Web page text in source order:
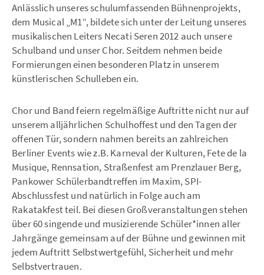
Anlässlich unseres schulumfassenden Bühnenprojekts,
dem Musical „M1“, bildete sich unter der Leitung unseres
musikalischen Leiters Necati Seren 2012 auch unsere
Schulband und unser Chor. Seitdem nehmen beide
Formierungen einen besonderen Platz in unserem
künstlerischen Schulleben ein.
Chor und Band feiern regelmäßige Auftritte nicht nur auf
unserem alljährlichen Schulhoffest und den Tagen der
offenen Tür, sondern nahmen bereits an zahlreichen
Berliner Events wie z.B. Karneval der Kulturen, Fete de la
Musique, Rennsation, Straßenfest am Prenzlauer Berg,
Pankower Schülerbandtreffen im Maxim, SPI-
Abschlussfest und natürlich in Folge auch am
Rakatakfest teil. Bei diesen Großveranstaltungen stehen
über 60 singende und musizierende Schüler*innen aller
Jahrgänge gemeinsam auf der Bühne und gewinnen mit
jedem Auftritt Selbstwertgefühl, Sicherheit und mehr
Selbstvertrauen.